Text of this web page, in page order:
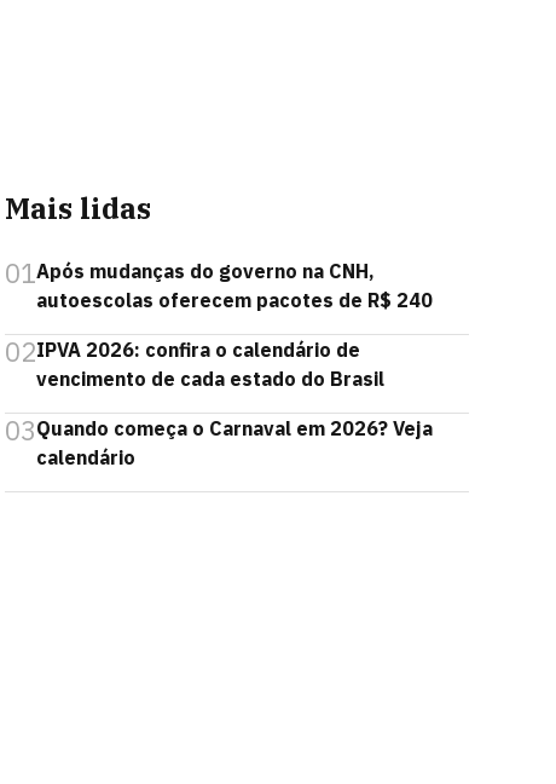
Mais lidas
01Após mudanças do governo na CNH,
autoescolas oferecem pacotes de R$ 240
02IPVA 2026: confira o calendário de
vencimento de cada estado do Brasil
03Quando começa o Carnaval em 2026? Veja
calendário